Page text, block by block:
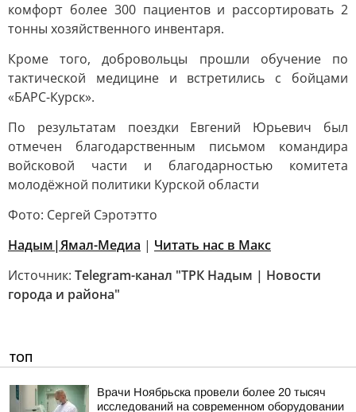
комфорт более 300 пациентов и рассортировать 2
тонны хозяйственного инвентаря.
Кроме того, добровольцы прошли обучение по
тактической медицине и встретились с бойцами
«БАРС-Курск».
По результатам поездки Евгений Юрьевич был
отмечен благодарственным письмом командира
войсковой части и благодарностью комитета
молодёжной политики Курской области
Фото: Сергей Сэротэтто
Надым|Ямал-Медиа | Читать нас в Mакс
Источник: Telegram-канал "ТРК Надым | Новости
города и района"
ТОП
Врачи Ноябрьска провели более 20 тысяч
исследований на современном оборудовании